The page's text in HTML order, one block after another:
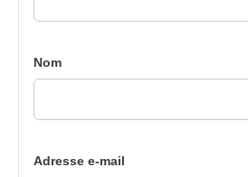
Nom
Adresse e-mail